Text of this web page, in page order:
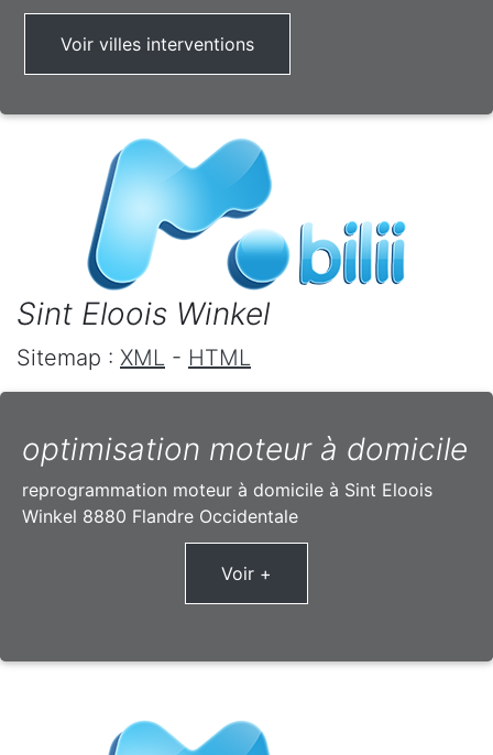
Voir villes interventions
Sint Eloois Winkel
Sitemap : XML - HTML
optimisation moteur à domicile
reprogrammation moteur à domicile à Sint Eloois
Winkel 8880 Flandre Occidentale
Voir +